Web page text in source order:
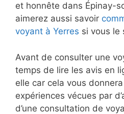
et honnête dans Épinay-
aimerez aussi savoir
voyant à Yerres si vous le
Avant de consulter une
temps de lire les avis en
elle car cela vous
expériences vécues par
d’une consultation de